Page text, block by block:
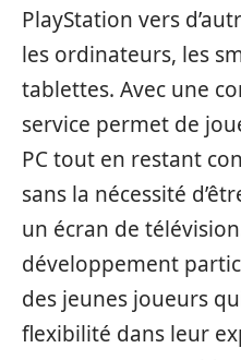
PlayStation vers
les ordinateurs, les
tablettes. Avec une
service permet de
PC tout en restant
sans la nécessité
un écran de
développement
des jeunes joueurs
flexibilité dans leur